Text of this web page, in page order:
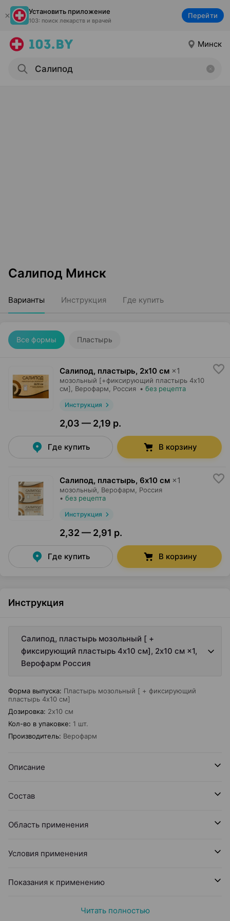
Установить приложение
103: поиск лекарств и врачей
Перейти
Минск
Салипод Минск
Варианты Инструкция Где купить
Все формы Пластырь
Салипод, пластырь, 2х10 см ×1
мозольный [+фиксирующий пластырь 4х10
см],
Верофарм , Россия • без рецепта
Инструкция
2,03 — 2,19 р.
Где купить В корзину
Салипод, пластырь, 6х10 см ×1
мозольный, Верофарм , Россия
• без рецепта
Инструкция
2,32 — 2,91 р.
Где купить В корзину
Инструкция
Салипод, пластырь мозольный [ +
фиксирующий пластырь 4х10 см], 2х10 см ×1,
Верофарм Россия
Форма выпуска: Пластырь мозольный [ + фиксирующий
пластырь 4х10 см]
Дозировка: 2х10 см
Кол-во в упаковке: 1 шт.
Производитель: Верофарм
Описание
Состав
Область применения
Условия применения
Показания к применению
Читать полностью